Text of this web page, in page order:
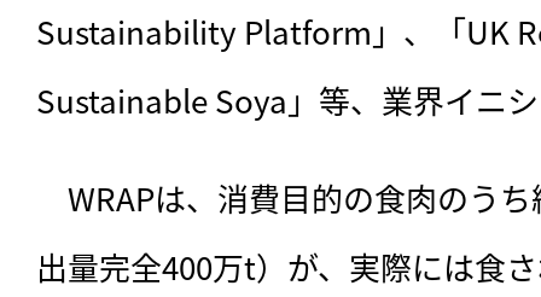
Sustainability Platform」、「UK
Sustainable Soya」等、業界イニ
WRAPは、消費目的の食肉のう
出量完全400万t）が、実際には食